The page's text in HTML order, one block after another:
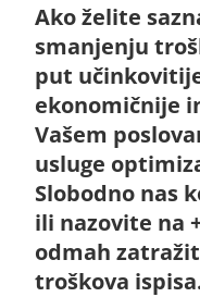
Ako želite
smanjenju
put
ekonomičnije
Vašem
usluge
Slobodno nas
ili nazovite na
odmah
troškova